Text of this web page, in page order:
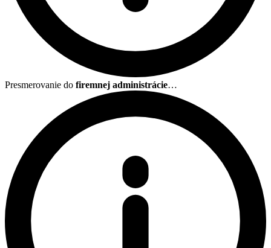
Presmerovanie do firemnej administrácie…